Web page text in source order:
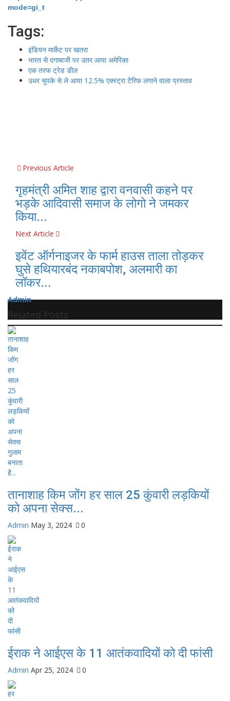
mode=gi_t
Tags:
इंडियन मार्केट पर खतरा
भारत से दगाबाजी पर उतर आया अमेरिका
एक तरफ ट्रेड डील
उधर चुपके से ले आया 12.5% एक्स्ट्रा टैरिफ लगाने वाला प्रस्ताव
Previous Article
गृहमंत्री अमित शाह द्वारा वनवासी कहने पर
भड़के आदिवासी समाज के लोगो ने जमकर
किया...
Next Article
इवेंट ऑर्गनाइजर के फार्म हाउस ताला तोड़कर
घुसे हथियारबंद नकाबपोश, अलमारी का
लॉकर...
Admin
Related Posts
तानाशाह किम जोंग हर साल 25 कुंवारी लड़कियों
को अपना सेक्स...
Admin May 3, 2024 0
ईराक ने आईएस के 11 आतंकवादियों को दी फांसी
Admin Apr 25, 2024 0